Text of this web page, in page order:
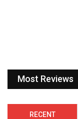
Most Reviews
RECENT